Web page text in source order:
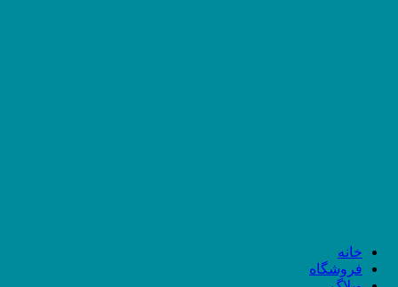
خانه
فروشگاه